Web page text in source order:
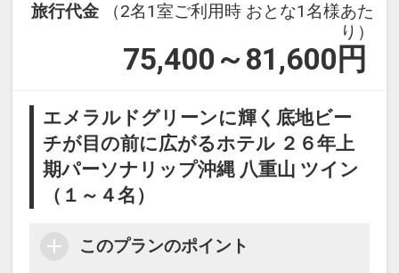
旅行代金
（2名1室ご利用時 おとな1名様あた
り）
75,400～81,600 円
エメラルドグリーンに輝く底地ビー
チが目の前に広がるホテル ２６年上
期パーソナリップ沖縄 八重山 ツイン
（１～４名）
このプランのポイント